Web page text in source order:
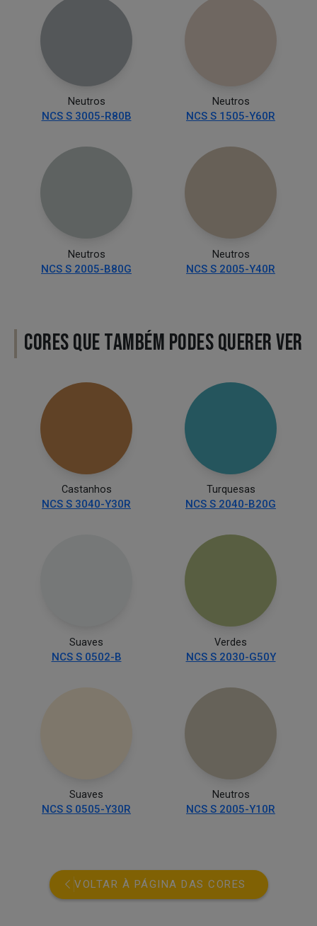
Neutros
NCS S 3005-R80B
Neutros
NCS S 1505-Y60R
Neutros
NCS S 2005-B80G
Neutros
NCS S 2005-Y40R
CORES QUE TAMBÉM PODES QUERER VER
Castanhos
NCS S 3040-Y30R
Turquesas
NCS S 2040-B20G
Suaves
NCS S 0502-B
Verdes
NCS S 2030-G50Y
Suaves
NCS S 0505-Y30R
Neutros
NCS S 2005-Y10R
VOLTAR À PÁGINA DAS CORES